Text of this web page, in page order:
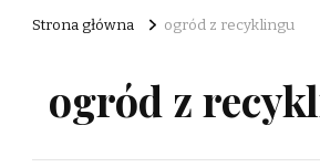
Strona główna ogród z recyklingu
ogród z